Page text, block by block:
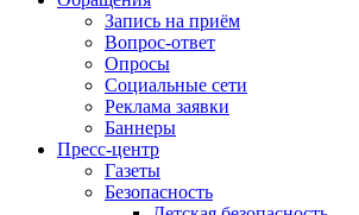
Запись на приём
Вопрос-ответ
Опросы
Социальные сети
Реклама заявки
Баннеры
Пресс-центр
Газеты
Безопасность